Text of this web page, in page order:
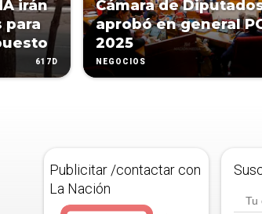
irán
para
617D
Cámara de
aprobó en general
2025
NEGOCIOS
Publicitar /contactar con
La Nación